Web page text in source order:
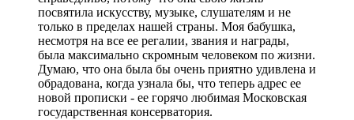
посвятила искусству, музыке, слушателям и не
только в пределах нашей страны. Моя бабушка,
несмотря на все ее регалии, звания и награды,
была максимально скромным человеком по жизни.
Думаю, что она была бы очень приятно удивлена и
обрадована, когда узнала бы, что теперь адрес ее
новой прописки - ее горячо любимая Московская
государственная консерватория.